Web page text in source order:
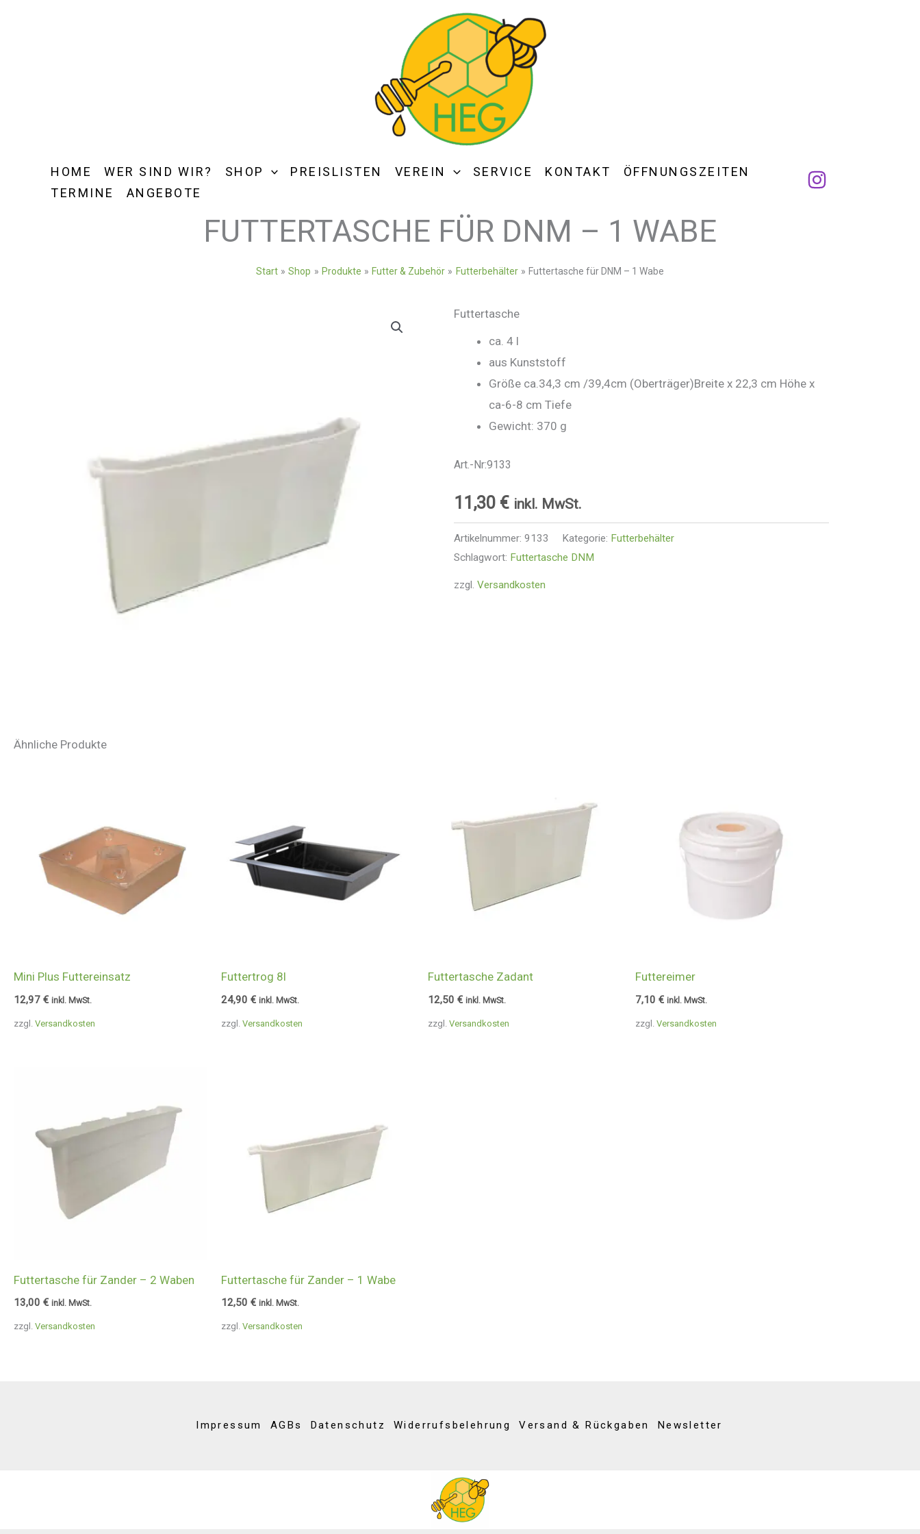
HOME WER SIND WIR? SHOP PREISLISTEN VEREIN SERVICE KONTAKT
ÖFFNUNGSZEITEN
TERMINE
ANGEBOTE
FUTTERTASCHE FÜR DNM – 1 WABE
Start Shop Produkte Futter & Zubehör Futterbehälter Futtertasche für DNM – 1 Wabe
Futtertasche
ca. 4 l
aus Kunststoff
Größe ca.34,3 cm /39,4cm (Oberträger)Breite x 22,3 cm Höhe x
ca-6-8 cm Tiefe
Gewicht: 370 g
Art.-Nr:9133
11,30 € inkl. MwSt.
Artikelnummer: 9133 Kategorie: Futterbehälter
Schlagwort: Futtertasche DNM
zzgl. Versandkosten
Ähnliche Produkte
zzgl. Versandkosten
Mini Plus Futtereinsatz
12,97 € inkl. MwSt.
zzgl. Versandkosten
Futtertrog 8l
24,90 € inkl. MwSt.
zzgl.Versandkosten
Futtertasche Zadant
12,50€ inkl. MwSt.
zzgl. Versandkosten
Futtereimer
7,10 € inkl. MwSt.
zzgl. Versandkosten
Futtertasche für Zander – 2 Waben
13,00 € inkl. MwSt.
zzgl. Versandkosten
Futtertasche für Zander – 1 Wabe
12,50 € inkl. MwSt.
Impressum AGBs Datenschutz Widerrufsbelehrung Versand & Rückgaben Newsletter